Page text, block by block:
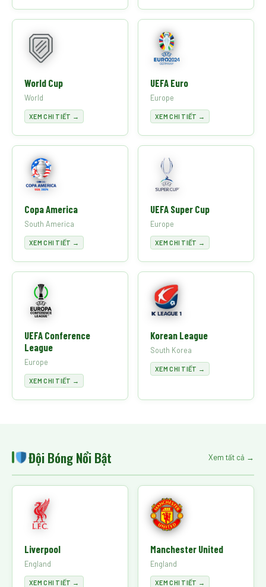
World Cup
World
XEM CHI TIẾT →
UEFA Euro
Europe
XEM CHI TIẾT →
Copa America
South America
XEM CHI TIẾT →
UEFA Super Cup
Europe
XEM CHI TIẾT →
UEFA Conference
League
Europe
XEM CHI TIẾT →
Korean League
South Korea
XEM CHI TIẾT →
Đội Bóng Nổi Bật Xem tất cả →
Liverpool
England
XEM CHI TIẾT →
Manchester United
England
XEM CHI TIẾT →